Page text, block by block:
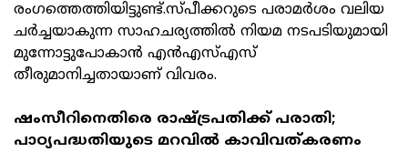
രംഗത്തെത്തിയിട്ടുണ്ട്.സ്പീക്കറുടെ പരാമര്‍ശം വലിയ
ചര്‍ച്ചയാകുന്ന സാഹചര്യത്തില്‍ നിയമ നടപടിയുമായി
മുന്നോട്ടുപോകാന്‍ എന്‍എസ്എസ്
തീരുമാനിച്ചതായാണ് വിവരം.
ഷംസീറിനെതിരെ രാഷ്ട്രപതിക്ക് പരാതി;
പാഠ്യപദ്ധതിയുടെ മറവില്‍ കാവിവത്കരണം